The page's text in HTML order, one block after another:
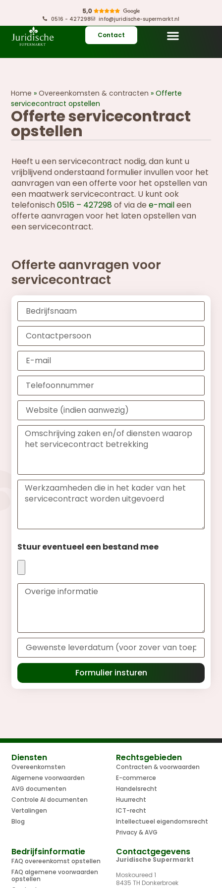
0516 - 427298 info@juridische-supermarkt.nl
Contact
Offerte servicecontract
opstellen
Home »Overeenkomsten & contracten »Offerte
servicecontract opstellen
Heeft u een servicecontract nodig, dan kunt u
vrijblijvend onderstaand formulier invullen voor het
aanvragen van een offerte voor het opstellen van
een maatwerk servicecontract. U kunt ook
telefonisch0516 – 427298of via dee-maileen
offerte aanvragen voor het laten opstellen van
een servicecontract.
Offerte aanvragen voor
servicecontract
Stuur eventueel een bestand mee
Formulier insturen
Diensten
Overeenkomsten
Algemene voorwaarden
AVG documenten
Controle AI documenten
Vertalingen
Blog
Rechtsgebieden
Contracten & voorwaarden
E-commerce
Handelsrecht
Huurrecht
ICT-recht
Intellectueel eigendomsrecht
Privacy & AVG
Bedrijfsinformatie
FAQ overeenkomst opstellen
FAQ algemene voorwaarden
opstellen
Contactgegevens
Juridische Supermarkt
Moskoureed 1
8435 TH Donkerbroek